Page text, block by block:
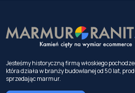
Jesteśmy historyczną firmą włoskiego
która działa w branży budowlanej od 50 lat,
sprzedając marmur.